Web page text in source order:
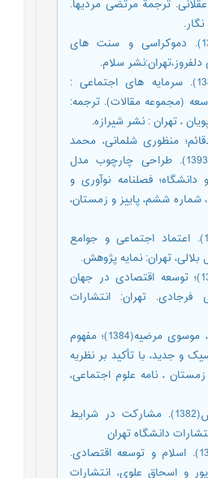
ترجمة مرتضی مردیها.
8) پاتنام ،روبرت(1380). دموکراسی و سنت های
سلام.
9) تاجبخش کیان،(1389). سرمایه های اجتماعی :
(مجموعه مقالات). ترجمه:
، تهران : نشر شیرازه.
منظوری شلمانی، محمد
تقی و حبیبی، جعفر(1393). طراحی چارچوب مدل
فصلنامه نوآوری و
ششم، پاییز و زمستان،
11) تردی، گویر (1380). اعتماد اجتماعی و جوامع
تهران: نمایه پژوهش.
12) تودارو، مايکل(1366)؛ توسعه اقتصادی در جهان
تهران: انتشارات
13) توسلی غلامعباس ، موسوی مرضیه(1384)؛ مفهوم
و جدید، با تأکید بر نظریه
، نامه علوم‌ اجتماعی،
14) توسلی, غلام عباس(1382). مشارکت در شرایط
دانشگاه تهران
15) چپرا، م. ع. ( 1383). اسلام و توسعه اقتصادی.
و اسحاق علوی، انتشارات